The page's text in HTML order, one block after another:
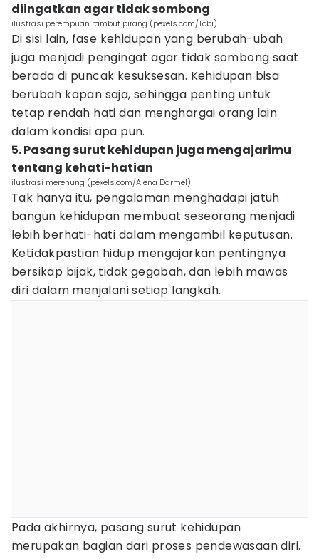
diingatkan agar tidak sombong
ilustrasi perempuan rambut pirang (pexels.com/Tobi)
Di sisi lain, fase kehidupan yang berubah-ubah
juga menjadi pengingat agar tidak sombong saat
berada di puncak kesuksesan. Kehidupan bisa
berubah kapan saja, sehingga penting untuk
tetap rendah hati dan menghargai orang lain
dalam kondisi apa pun.
5. Pasang surut kehidupan juga mengajarimu
tentang kehati-hatian
ilustrasi merenung (pexels.com/Alena Darmel)
Tak hanya itu, pengalaman menghadapi jatuh
bangun kehidupan membuat seseorang menjadi
lebih berhati-hati dalam mengambil keputusan.
Ketidakpastian hidup mengajarkan pentingnya
bersikap bijak, tidak gegabah, dan lebih mawas
diri dalam menjalani setiap langkah.
Pada akhirnya, pasang surut kehidupan
merupakan bagian dari proses pendewasaan diri.